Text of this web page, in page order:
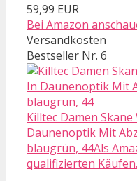
59,99 EUR
Bei Amazon
Versandkosten
Bestseller Nr. 6
Killtec Damen
Daunenoptik Mit
blaugrün, 44Als
qualifizierten Käufen.